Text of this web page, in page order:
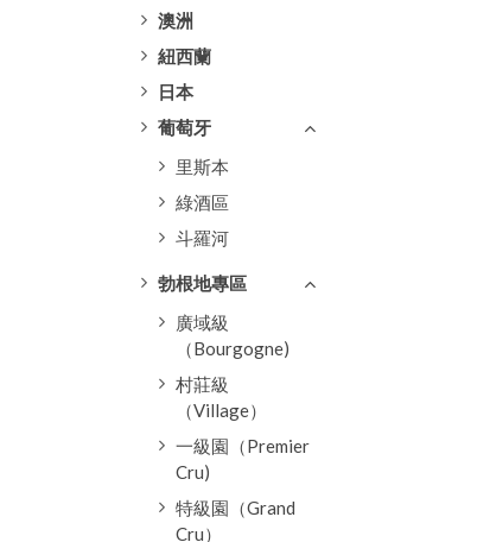
澳洲
紐西蘭
日本
葡萄牙
里斯本
綠酒區
斗羅河
勃根地專區
廣域級
（Bourgogne)
村莊級
（Village）
一級園（Premier
Cru)
特級園（Grand
Cru）